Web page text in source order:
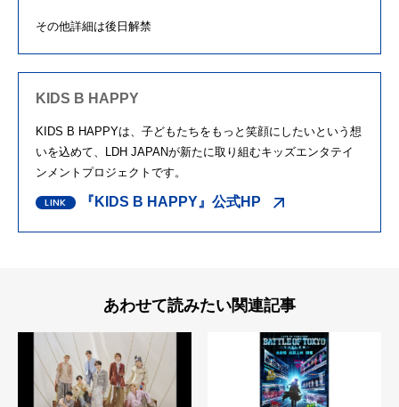
その他詳細は後日解禁
KIDS B HAPPY
KIDS B HAPPYは、子どもたちをもっと笑顔にしたいという想
いを込めて、LDH JAPANが新たに取り組むキッズエンタテイ
ンメントプロジェクトです。
『KIDS B HAPPY』公式HP
あわせて読みたい関連記事